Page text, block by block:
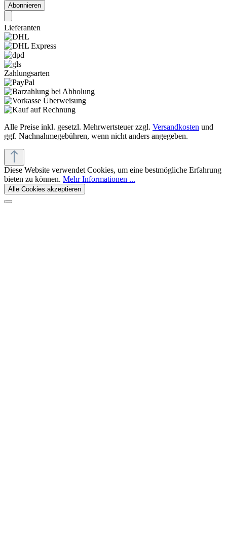
Abonnieren
Lieferanten
Zahlungsarten
Alle Preise inkl. gesetzl. Mehrwertsteuer zzgl. Versandkosten und
ggf. Nachnahmegebühren, wenn nicht anders angegeben.
Diese Website verwendet Cookies, um eine bestmögliche Erfahrung
bieten zu können. Mehr Informationen ...
Alle Cookies akzeptieren